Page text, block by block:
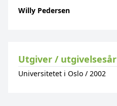
Willy Pedersen
Utgiver / utgivelsesår
Universitetet i Oslo / 2002